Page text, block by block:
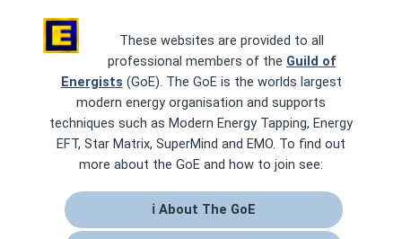
These websites are provided to all
professional members of the Guild of
Energists (GoE). The GoE is the worlds largest
modern energy organisation and supports
techniques such as Modern Energy Tapping, Energy
EFT, Star Matrix, SuperMind and EMO. To find out
more about the GoE and how to join see:
ℹ About The GoE